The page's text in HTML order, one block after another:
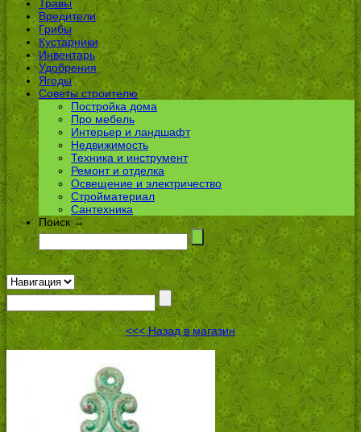
Травы
Вредители
Грибы
Кустарники
Инвентарь
Удобрения
Ягоды
Советы строителю
Постройка дома
Про мебель
Интерьер и ландшафт
Недвижимость
Техника и инструмент
Ремонт и отделка
Освещение и электричество
Стройматериал
Сантехника
Поиск →
<<< Назад в магазин